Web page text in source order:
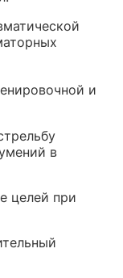
и
в
целей при